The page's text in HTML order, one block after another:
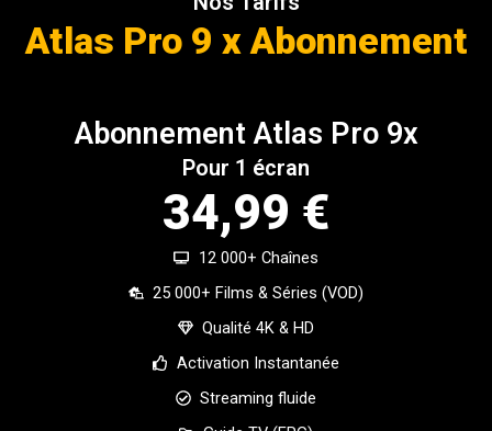
Atlas Pro 9 x Abonnement
Abonnement Atlas Pro 9x
Pour 1 écran
34,99 €
12 000+ Chaînes
25 000+ Films & Séries (VOD)
Qualité 4K & HD
Activation Instantanée
Streaming fluide